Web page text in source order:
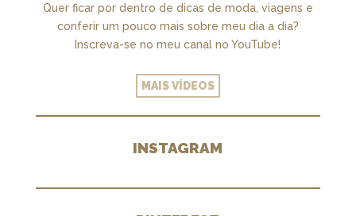
Quer ficar por dentro de dicas de moda, viagens e
conferir um pouco mais sobre meu dia a dia?
Inscreva-se no meu canal no YouTube!
MAIS VÍDEOS
INSTAGRAM